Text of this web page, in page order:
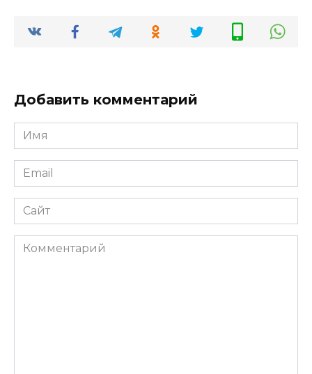
Добавить комментарий
Имя
*
Email
*
Сайт
Комментарий